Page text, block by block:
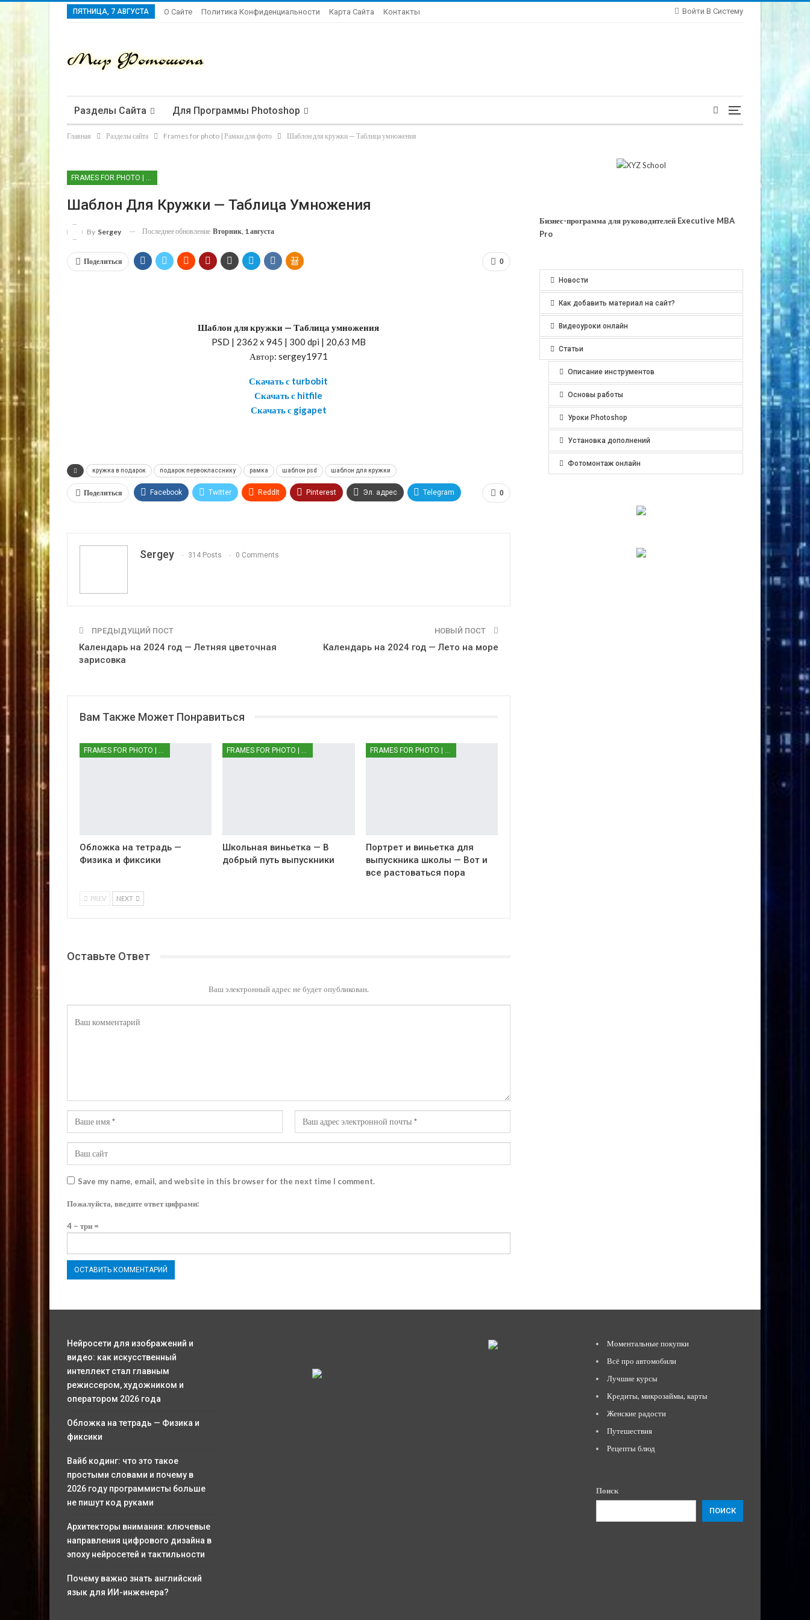
Войти В Систему
ПЯТНИЦА, 7 АВГУСТА О Сайте Политика Конфиденциальности Карта Сайта Контакты
Разделы Сайта Для Программы Photoshop
Главная Разделы сайта Frames for photo | Рамки для фото Шаблон для кружки — Таблица умножения
Шаблон Для Кружки — Таблица Умножения
By Sergey Последнее обновление Вторник, 1 августа
0
Поделиться
Шаблон для кружки — Таблица умножения
PSD | 2362 x 945 | 300 dpi | 20,63 MB
Автор: sergey1971
Скачать с turbobit
Скачать с hitfile
Скачать с gigapet
кружка в подарок подарок первокласснику рамка шаблон psd шаблон для кружки
0
Поделиться Facebook Twitter ReddIt Pinterest Эл. адрес Telegram
Sergey 314 Posts 0 Comments
ПРЕДЫДУЩИЙ ПОСТ
Календарь на 2024 год — Летняя цветочная
зарисовка
НОВЫЙ ПОСТ
Календарь на 2024 год — Лето на море
Вам Также Может Понравиться
Обложка на тетрадь —
Физика и фиксики
Школьная виньетка — В
добрый путь выпускники
Портрет и виньетка для
выпускника школы — Вот и
все растоваться пора
PREV NEXT
Оставьте Ответ
Ваш электронный адрес не будет опубликован.
Save my name, email, and website in this browser for the next time I comment.
Пожалуйста, введите ответ цифрами:
4 − три =
Бизнес-программа для руководителей Executive MBA
Pro
Новости
Как добавить материал на сайт?
Видеоуроки онлайн
Статьи
Описание инструментов
Основы работы
Уроки Photoshop
Установка дополнений
Фотомонтаж онлайн
Нейросети для изображений и
видео: как искусственный
интеллект стал главным
режиссером, художником и
оператором 2026 года
Обложка на тетрадь — Физика и
фиксики
Вайб кодинг: что это такое
простыми словами и почему в
2026 году программисты больше
не пишут код руками
Архитекторы внимания: ключевые
направления цифрового дизайна в
эпоху нейросетей и тактильности
Почему важно знать английский
язык для ИИ-инженера?
Моментальные покупки
Всё про автомобили
Лучшие курсы
Кредиты, микрозаймы, карты
Женские радости
Путешествия
Рецепты блюд
Поиск
ПОИСК